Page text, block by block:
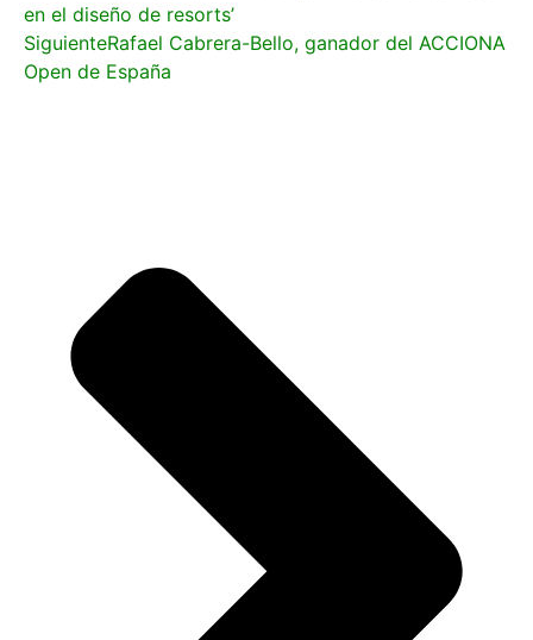
en el diseño de resorts’
SiguienteRafael Cabrera-Bello, ganador del ACCIONA
Open de España